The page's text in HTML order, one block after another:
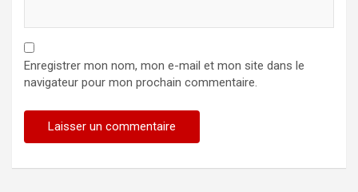
Enregistrer mon nom, mon e-mail et mon site dans le
navigateur pour mon prochain commentaire.